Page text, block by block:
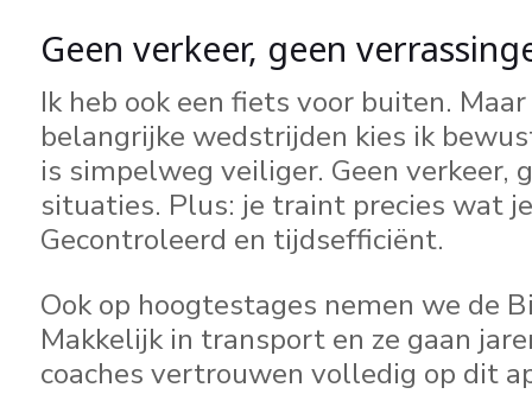
Geen verkeer, geen
Ik heb ook een fiets voor buiten.
belangrijke wedstrijden kies ik
is simpelweg veiliger. Geen verkeer,
situaties. Plus: je traint precies wat
Gecontroleerd en tijdsefficiënt.
Ook op hoogtestages nemen we de
Makkelijk in transport en ze gaan
coaches vertrouwen volledig op dit